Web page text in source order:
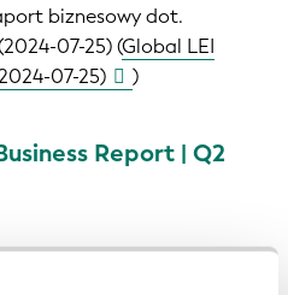
biznesowy dot.
07-25) (Global LEI
07-25)
)
Report | Q2